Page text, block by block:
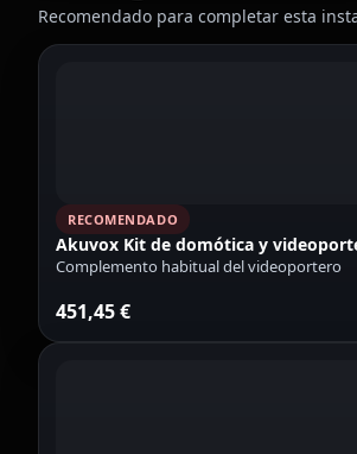
Recomendado para completar esta
RECOMENDADO
Akuvox Kit de domótica y
Complemento habitual del videoportero
451,45€